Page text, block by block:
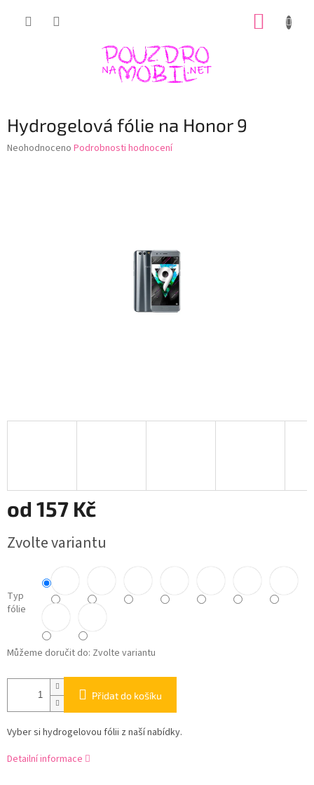
Hydrogelová fólie na Honor 9
Průměrné
Neohodnoceno Podrobnosti hodnocení
od 157 Kč
cena:
Zvolte variantu
Typ
fólie
Můžeme doručit do: Zvolte variantu
Přidat do košíku
Vyber si hydrogelovou fólii z naší nabídky.
Detailní informace